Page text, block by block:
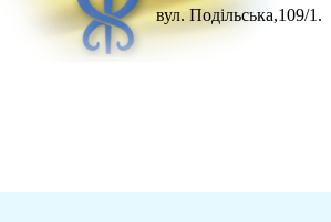
вул. Подільська,109/1.